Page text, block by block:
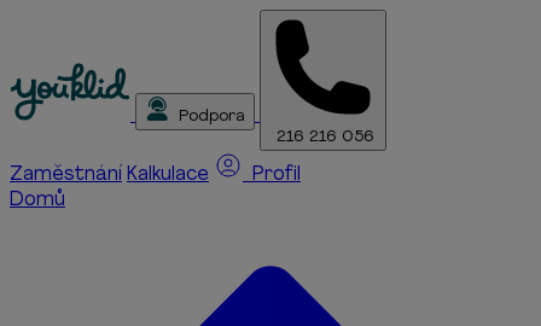
Podpora
216 216 056
Zaměstnání Kalkulace
Profil
Domů